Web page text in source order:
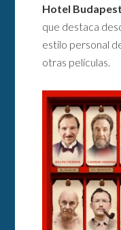
Hotel Budapest
que destaca
estilo personal
otras películas.